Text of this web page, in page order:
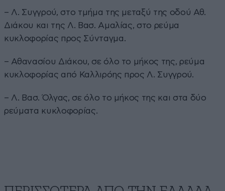
– Λ. Συγγρού, στο τμήμα της μεταξύ της οδού Αθ.
Διάκου και της Λ. Βασ. Αμαλίας, στο ρεύμα
κυκλοφορίας προς Σύνταγμα.
– Αθανασίου Διάκου, σε όλο το μήκος της, ρεύμα
κυκλοφορίας από Καλλιρόης προς Λ. Συγγρού.
– Λ. Βασ. Όλγας, σε όλο το μήκος της και στα δύο
ρεύματα κυκλοφορίας.